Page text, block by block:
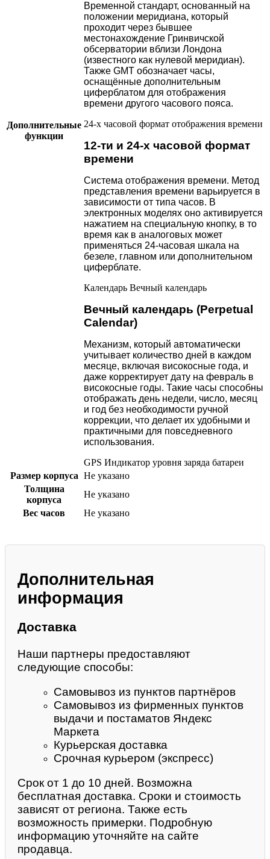
Дополнительные
функции
Временной стандарт, основанный на
положении меридиана, который
проходит через бывшее
местонахождение Гринвичской
обсерватории вблизи Лондона
(известного как нулевой меридиан).
Также GMT обозначает часы,
оснащённые дополнительным
циферблатом для отображения
времени другого часового пояса.
24-х часовой формат отображения времени
12-ти и 24-х часовой формат
времени
Система отображения времени. Метод
представления времени варьируется в
зависимости от типа часов. В
электронных моделях оно активируется
нажатием на специальную кнопку, в то
время как в аналоговых может
применяться 24-часовая шкала на
безеле, главном или дополнительном
циферблате.
Календарь Вечный календарь
Вечный календарь (Perpetual
Calendar)
Механизм, который автоматически
учитывает количество дней в каждом
месяце, включая високосные года, и
даже корректирует дату на февраль в
високосные годы. Такие часы способны
отображать день недели, число, месяц
и год без необходимости ручной
коррекции, что делает их удобными и
практичными для повседневного
использования.
GPS Индикатор уровня заряда батареи
Размер корпуса Не указано
Толщина
корпуса
Не указано
Вес часов
Не указано
Дополнительная
информация
Доставка
Наши партнеры предоставляют
следующие способы:
Самовывоз из пунктов партнёров
Самовывоз из фирменных пунктов
выдачи и постаматов Яндекс
Маркета
Курьерская доставка
Срочная курьером (экспресс)
Срок от 1 до 10 дней. Возможна
бесплатная доставка. Сроки и стоимость
зависят от региона. Также есть
возможность примерки. Подробную
информацию уточняйте на сайте
продавца.